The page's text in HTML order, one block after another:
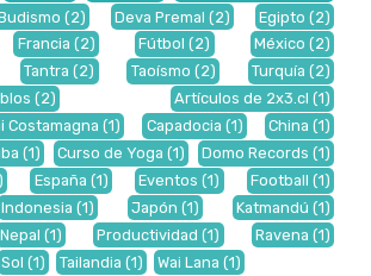
(2) Deva Premal (2) Egipto (2)
Francia (2) Fútbol (2) México (2)
Tantra (2) Taoísmo (2) Turquía (2)
(2) Artículos de 2x3.cl (1)
Costamagna (1) Capadocia (1) China (1)
(1) Curso de Yoga (1) Domo Records (1)
España (1) Eventos (1) Football (1)
Indonesia (1) Japón (1) Katmandú (1)
Nepal (1) Productividad (1) Ravena (1)
Sol (1) Tailandia (1) Wai Lana (1)